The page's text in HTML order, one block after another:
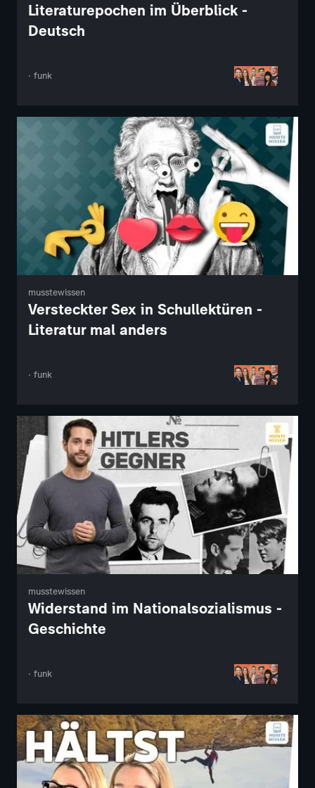
Literaturepochen im Überblick -
Deutsch
· funk
musstewissen
Versteckter Sex in Schullektüren -
Literatur mal anders
· funk
musstewissen
Widerstand im Nationalsozialismus -
Geschichte
· funk